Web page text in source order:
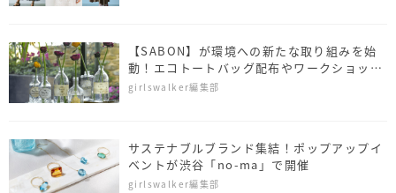
【SABON】が環境への新たな取り組みを始
動！エコトートバッグ配布やワークショップ
も
girlswalker編集部
サステナブルブランド集結！ポップアップイ
ベントが渋谷「no-ma」で開催
girlswalker編集部